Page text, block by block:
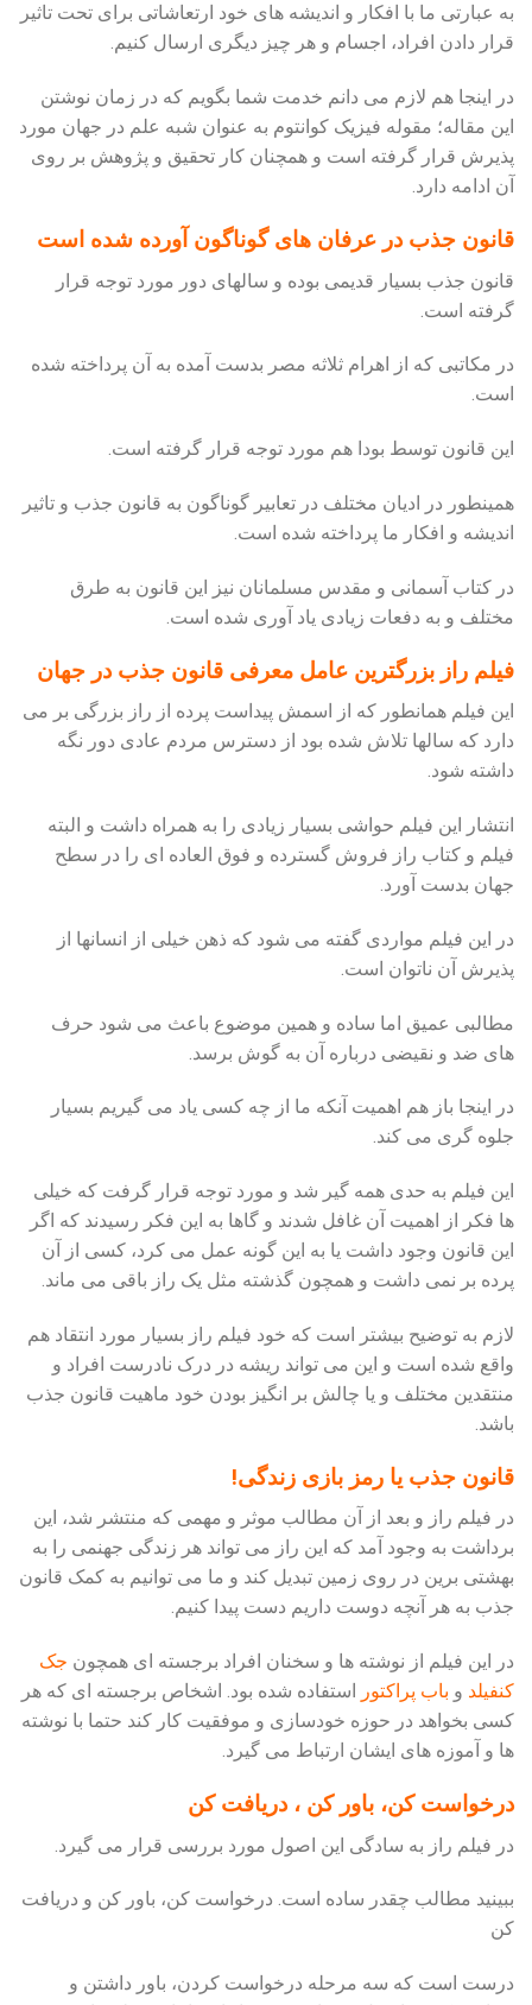
به عبارتی ما با افکار و اندیشه های خود ارتعاشاتی برای تحت تاثیر
قرار دادن افراد، اجسام و هر چیز دیگری ارسال کنیم.
در اینجا هم لازم می دانم خدمت شما بگویم که در زمان نوشتن
این مقاله؛ مقوله فیزیک کوانتوم به عنوان شبه علم در جهان مورد
پذیرش قرار گرفته است و همچنان کار تحقیق و پژوهش بر روی
آن ادامه دارد.
قانون جذب در عرفان‌ های گوناگون آورده شده است
قانون جذب بسیار قدیمی بوده و سالهای دور مورد توجه قرار
گرفته است.
در مکاتبی که از اهرام ثلاثه مصر بدست آمده به آن پرداخته شده
است.
این قانون توسط بودا هم مورد توجه قرار گرفته است.
همینطور در ادیان مختلف در تعابیر گوناگون به قانون جذب و تاثیر
اندیشه و افکار ما پرداخته شده است.
در کتاب آسمانی و مقدس مسلمانان نیز این قانون به طرق
مختلف و به دفعات زیادی یاد آوری شده است.
فیلم راز بزرگترین عامل معرفی قانون جذب در جهان
این فیلم همانطور که از اسمش پیداست پرده از راز بزرگی بر می
دارد که سالها تلاش شده بود از دسترس مردم عادی دور نگه
داشته شود.
انتشار این فیلم حواشی بسیار زیادی را به همراه داشت و البته
فیلم و کتاب راز فروش گسترده و فوق العاده ای را در سطح
جهان بدست آورد.
در این فیلم مواردی گفته می شود که ذهن خیلی از انسانها از
پذیرش آن ناتوان است.
مطالبی عمیق اما ساده و همین موضوع باعث می شود حرف
های ضد و نقیضی درباره آن به گوش برسد.
در اینجا باز هم اهمیت آنکه ما از چه کسی یاد می گیریم بسیار
جلوه گری می کند.
این فیلم به حدی همه گیر شد و مورد توجه قرار گرفت که خیلی
ها فکر از اهمیت آن غافل شدند و گاها به این فکر رسیدند که اگر
این قانون وجود داشت یا به این گونه عمل می کرد، کسی از آن
پرده بر نمی داشت و همچون گذشته مثل یک راز باقی می ماند.
لازم به توضیح بیشتر است که خود فیلم راز بسیار مورد انتقاد هم
واقع شده است و این می تواند ریشه در درک نادرست افراد و
منتقدین مختلف و یا چالش بر انگیز بودن خود ماهیت قانون جذب
باشد.
قانون جذب یا رمز بازی زندگی!
در فیلم راز و بعد از آن مطالب موثر و مهمی که منتشر شد، این
برداشت به وجود آمد که این راز می تواند هر زندگی جهنمی را به
بهشتی برین در روی زمین تبدیل کند و ما می توانیم به کمک قانون
جذب به هر آنچه دوست داریم دست پیدا کنیم.
در این فیلم از نوشته ها و سخنان افراد برجسته ای همچون جک
کنفیلد و باب پراکتور
استفاده شده بود. اشخاص برجسته ای که هر
کسی بخواهد در حوزه خودسازی و موفقیت کار کند حتما با نوشته
ها و آموزه های ایشان ارتباط می گیرد.
درخواست کن، باور کن ، دریافت کن
در فیلم راز به سادگی این اصول مورد بررسی قرار می گیرد.
ببینید مطالب چقدر ساده است. درخواست کن، باور کن و دریافت
کن
درست است که سه مرحله درخواست کردن، باور داشتن و